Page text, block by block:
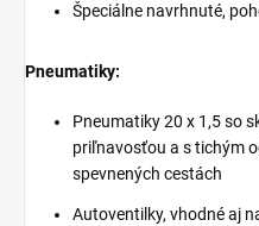
Špeciálne navrhnuté,
Pneumatiky:
Pneumatiky 20 x 1,5 so
priľnavosťou a s tichým
spevnených cestách
Autoventilky, vhodné aj